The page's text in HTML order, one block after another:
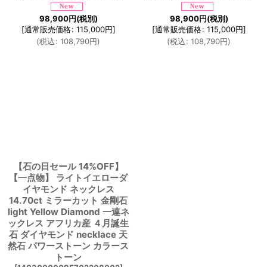
98,900円(税別)
[通常販売価格: 115,000円]
(税込: 108,790円)
98,900円(税別)
[通常販売価格: 115,000円]
(税込: 108,790円)
【石の日セール 14%OFF】
【一点物】 ライトイエローダ
イヤモンド ネックレス
14.70ct ミラーカット 金剛石
light Yellow Diamond 一連ネ
ックレス アフリカ産 ４月誕生
石 ダイヤモンド necklace 天
然石 パワーストーン カラース
トーン